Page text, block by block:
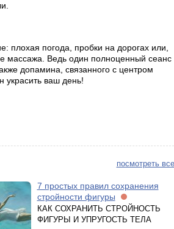
плохая погода, пробки на дорогах или,
массажа. Ведь один полноценный сеанс
допамина, связанного с центром
украсить ваш день!
посмотреть
7 простых правил сохранения
стройности фигуры
КАК СОХРАНИТЬ СТРОЙНОСТЬ
ФИГУРЫ И УПРУГОСТЬ ТЕЛА